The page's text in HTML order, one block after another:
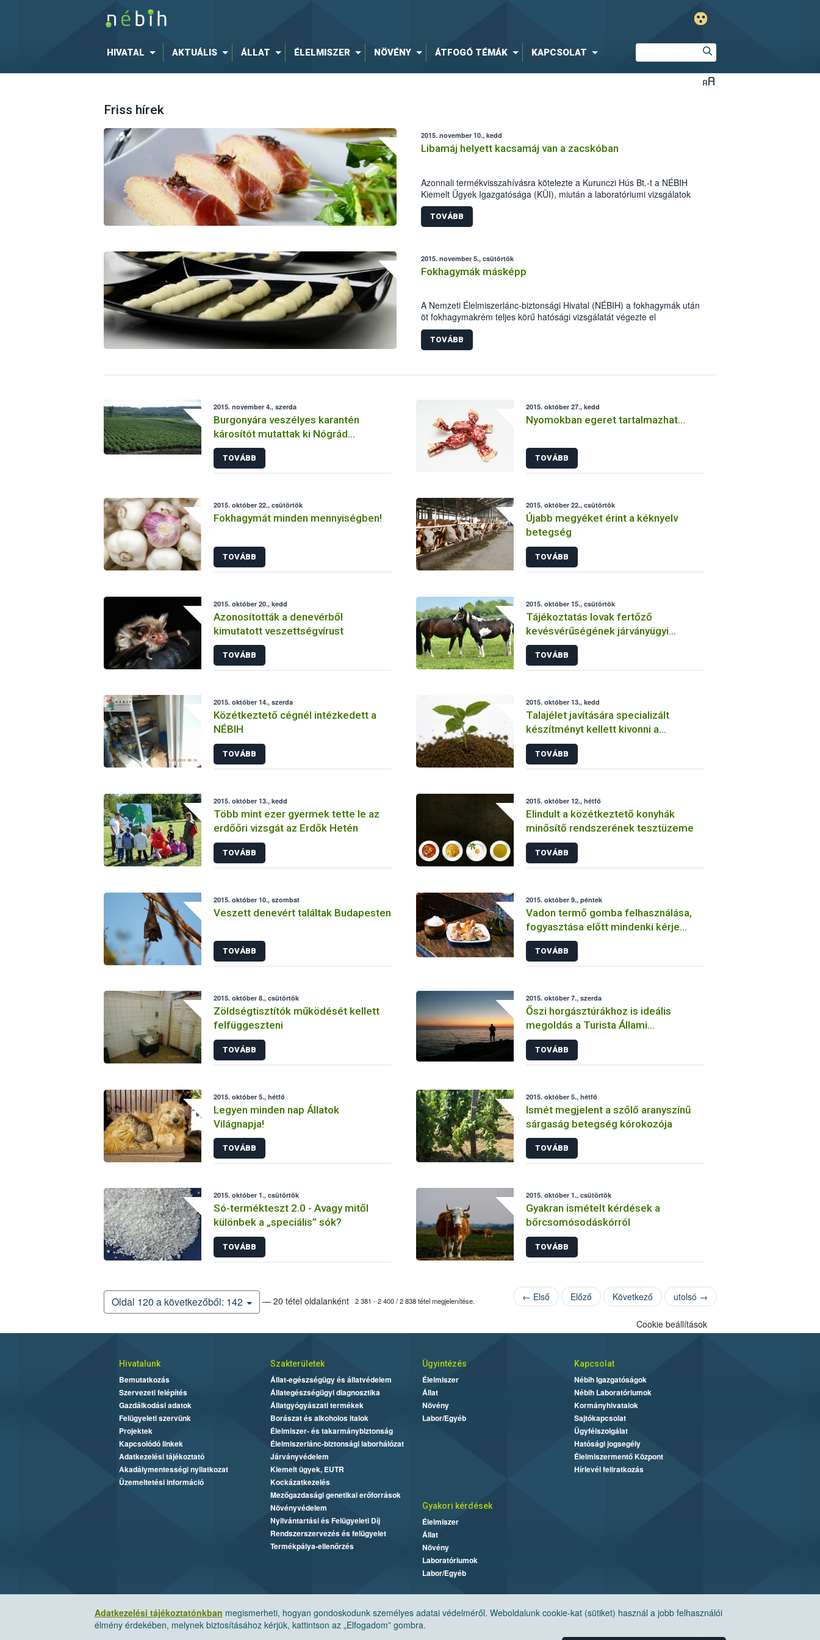
HIVATAL AKTUÁLIS ÁLLAT ÉLELMISZER NÖVÉNY ÁTFOGÓ TÉMÁK KAPCSOLAT
Friss hírek
2015. november 10., kedd
Libamáj helyett kacsamáj van a zacskóban
Azonnali termékvisszahívásra kötelezte a Kurunczi Hús Bt.-t a NÉBIH
Kiemelt Ügyek Igazgatósága (KÜI), miután a laboratóriumi vizsgálatok
bebizonyították, hogy libamáj megjelöléssel kacsamájat forgalmaztak. A
vásárlók csalástól való megóvása és a hazai baromfiágazat védelme
érdekében a NÉBIH fokozottan vizsgálta az elmúlt időszakban a
hamisított termék.
TOVÁBB
2015. november 5., csütörtök
Fokhagymák másképp
A Nemzeti Élelmiszerlánc-biztonsági Hivatal (NÉBIH) a fokhagymák után
öt fokhagymakrém teljes körű hatósági vizsgálatát végezte el
Szupermenta terméktesztje során. A minőségi és biztonsági
paramétereken túl a jelölésekre is külön figyelmet fordítottak a hivatal
munkatársai.
TOVÁBB
2015. november 4., szerda
Burgonyára veszélyes karantén
károsítót mutattak ki Nógrád
megyében
TOVÁBB
2015. október 27., kedd
Nyomokban egeret tartalmazhat…
TOVÁBB
2015. október 22., csütörtök
Fokhagymát minden mennyiségben!
TOVÁBB
2015. október 22., csütörtök
Újabb megyéket érint a kéknyelv
betegség
TOVÁBB
2015. október 20., kedd
Azonosították a denevérből
kimutatott veszettségvírust
TOVÁBB
2015. október 15., csütörtök
Tájékoztatás lovak fertőző
kevésvérűségének járványügyi
helyzetéről – 2015. október
TOVÁBB
2015. október 14., szerda
Közétkeztető cégnél intézkedett a
NÉBIH
TOVÁBB
2015. október 13., kedd
Talajélet javítására specializált
készítményt kellett kivonni a
forgalomból
TOVÁBB
2015. október 13., kedd
Több mint ezer gyermek tette le az
erdőőri vizsgát az Erdők Hetén
TOVÁBB
2015. október 12., hétfő
Elindult a közétkeztető konyhák
minősítő rendszerének tesztüzeme
TOVÁBB
2015. október 10., szombat
Veszett denevért találtak Budapesten
TOVÁBB
2015. október 9., péntek
Vadon termő gomba felhasználása,
fogyasztása előtt mindenki kérje
szakellenőr vizsgálatát!
TOVÁBB
2015. október 8., csütörtök
Zöldségtisztítók működését kellett
felfüggeszteni
TOVÁBB
2015. október 7., szerda
Őszi horgásztúrákhoz is ideális
megoldás a Turista Állami
Horgászjegy
TOVÁBB
2015. október 5., hétfő
Legyen minden nap Állatok
Világnapja!
TOVÁBB
2015. október 5., hétfő
Ismét megjelent a szőlő aranyszínű
sárgaság betegség kórokozója
TOVÁBB
2015. október 1., csütörtök
Só-termékteszt 2.0 - Avagy mitől
különbek a „speciális” sók?
TOVÁBB
2015. október 1., csütörtök
Gyakran ismételt kérdések a
bőrcsomósodáskórról
TOVÁBB
Oldal 120 a következőből: 142 — 20 tétel oldalanként 2 381 - 2 400 / 2 838 tétel megjelenítése. ← Első Előző Következő utolsó →
Adatkezelési tájékoztatónkban megismerheti, hogyan gondoskodunk személyes adatai védelméről. Weboldalunk cookie-kat (sütiket) használ a jobb felhasználói
élmény érdekében, melynek biztosításához kérjük, kattintson az „Elfogadom” gombra.
Cookie beállítások
Hivatalunk
Bemutatkozás
Szervezeti felépítés
Gazdálkodási adatok
Felügyeleti szervünk
Projektek
Kapcsolódó linkek
Adatkezelési tájékoztató
Akadálymentességi nyilatkozat
Üzemeltetési információ
Szakterületek
Állat-egészségügy és állatvédelem
Állategészségügyi diagnosztika
Állatgyógyászati termékek
Borászat és alkoholos italok
Élelmiszer- és takarmánybiztonság
Élelmiszerlánc-biztonsági laborhálózat
Járványvédelem
Kiemelt ügyek, EUTR
Kockázatkezelés
Mezőgazdasági genetikai erőforrások
Növényvédelem
Nyilvántartási és Felügyeleti Díj
Rendszerszervezés és felügyelet
Termékpálya-ellenőrzés
Ügyintézés
Élelmiszer
Állat
Növény
Labor/Egyéb
Kapcsolat
Nébih Igazgatóságok
Nébih Laboratóriumok
Kormányhivatalok
Sajtókapcsolat
Ügyfélszolgálat
Hatósági jogsegély
Élelmiszermentő Központ
Hírlevél feliratkozás
Gyakori kérdések
Élelmiszer
Állat
Növény
Laboratóriumok
Labor/Egyéb